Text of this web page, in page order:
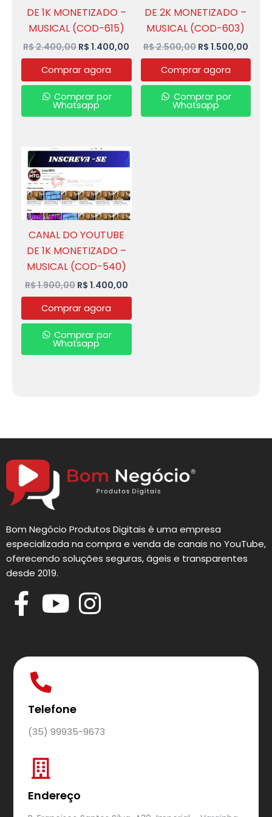
DE 1K MONETIZADO –
MUSICAL (COD-615)
R$2.400,00R$ 1.400,00
Comprar agora
Comprar por
Whatsapp
DE 2K MONETIZADO –
MUSICAL (COD-603)
R$2.500,00 R$ 1.500,00
Comprar agora
Comprar por
Whatsapp
CANAL DO YOUTUBE
DE 1K MONETIZADO –
MUSICAL (COD-540)
R$1.900,00
O
preço
original
era:
R$ 1.900,00.
R$ 1.400,00
O
preço
atual
R$ 1.400,00.
Comprar agora
Comprar por
Whatsapp
Bom Negócio Produtos Digitais é uma empresa
especializada na compra e venda de canais no YouTube,
oferecendo soluções seguras, ágeis e transparentes
desde 2019.
Telefone
(35) 99935-9673
Endereço